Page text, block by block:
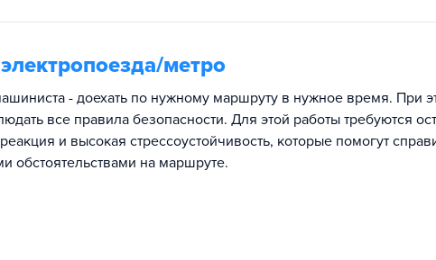
метро
- доехать по нужному маршруту в нужное время. При
все правила безопасности. Для этой работы требуются
и высокая стрессоустойчивость, которые помогут
обстоятельствами на маршруте.